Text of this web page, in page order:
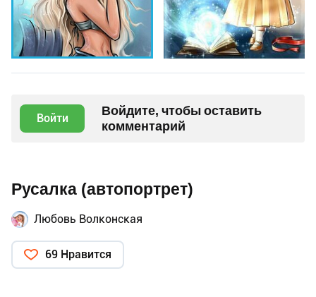
Войти
Войдите, чтобы оставить
комментарий
Русалка (автопортрет)
Любовь Волконская
69 Нравится